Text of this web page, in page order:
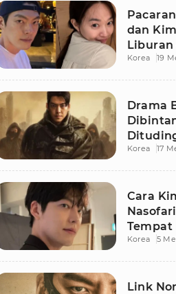
dan
Liburan
Korea 19
Drama
Korea 17
Cara
Tempat
Korea 5
Link